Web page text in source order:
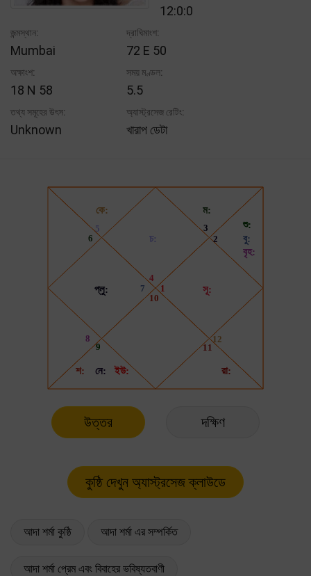
12:0:0
জন্মস্থান:
Mumbai
দ্রাঘিমাংশ:
72 E 50
অক্ষাংশ:
18 N 58
সময় মণ্ডল:
5.5
তথ্য সমূহের উৎস:
Unknown
অ্যাস্ট্রসেজ রেটিং:
খারাপ ডেটা
উত্তর দক্ষিণ
আদা শর্মা কুষ্ঠি আদা শর্মা এর সম্পর্কিত
আদা শর্মা প্রেম এবং বিবাহের ভবিষ্যতবাণী